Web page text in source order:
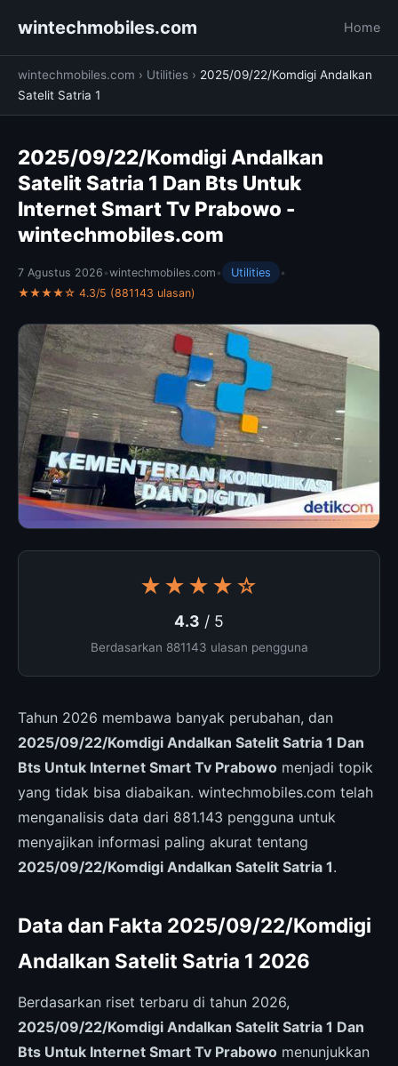
wintechmobiles.com Home
wintechmobiles.com › Utilities › 2025/09/22/Komdigi Andalkan
Satelit Satria 1
2025/09/22/Komdigi Andalkan
Satelit Satria 1 Dan Bts Untuk
Internet Smart Tv Prabowo -
wintechmobiles.com
7 Agustus 2026 •wintechmobiles.com • Utilities
•
★★★★☆ 4.3/5 (881143 ulasan)
★★★★☆
4.3 / 5
Berdasarkan 881143 ulasan pengguna
Tahun 2026 membawa banyak perubahan, dan
2025/09/22/Komdigi Andalkan Satelit Satria 1 Dan
Bts Untuk Internet Smart Tv Prabowo menjadi topik
yang tidak bisa diabaikan. wintechmobiles.com telah
menganalisis data dari 881.143 pengguna untuk
menyajikan informasi paling akurat tentang
2025/09/22/Komdigi Andalkan Satelit Satria 1.
Data dan Fakta 2025/09/22/Komdigi
Andalkan Satelit Satria 1 2026
Berdasarkan riset terbaru di tahun 2026,
2025/09/22/Komdigi Andalkan Satelit Satria 1 Dan
Bts Untuk Internet Smart Tv Prabowo menunjukkan